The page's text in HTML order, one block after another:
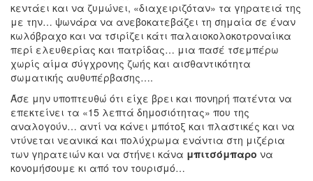
κεντάει και να ζυμώνει, «διαχειριζόταν» τα γηρατειά της
με την… ψωνάρα να ανεβοκατεβάζει τη σημαία σε έναν
κωλόβραχο και να τσιρίζει κάτι παλαιοκολοκοτροναίικα
περί ελευθερίας και πατρίδας… μια πασέ τσεμπέρω
χωρίς αίμα σύγχρονης ζωής και αισθαντικότητα
σωματικής αυθυπέρβασης….
Άσε μην υποπτευθώ ότι είχε βρει και πονηρή πατέντα να
επεκτείνει τα «15 λεπτά δημοσιότητας» που της
αναλογούν… αντί να κάνει μπότοξ και πλαστικές και να
ντύνεται νεανικά και πολύχρωμα ενάντια στη μιζέρια
των γηρατειών και να στήνει κάνα μπιτσόμπαρο να
κονομήσουμε κι από τον τουρισμό…